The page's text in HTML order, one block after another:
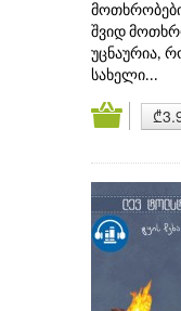
შვიდ
უცნაურია,
სახელი...